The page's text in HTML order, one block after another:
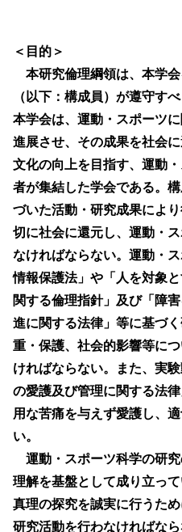
＜目的＞
本研究倫理綱領は、本学
（以下：構成員）が遵守す
本学会は、運動・スポーツ
進展させ、その成果を社会
文化の向上を目指す、運動
者が集結した学会である。
づいた活動・研究成果によ
切に社会に還元し、運動・
なければならない。運動・
情報保護法」や「人を対象
関する倫理指針」及び「障
進に関する法律」等に基づ
重・保護、社会的影響等に
ければならない。また、実
の愛護及び管理に関する法
用な苦痛を与えず愛護し、
い。
運動・スポーツ科学の研
理解を基盤として成り立っ
真理の探究を誠実に行うた
研究活動を行わなければな